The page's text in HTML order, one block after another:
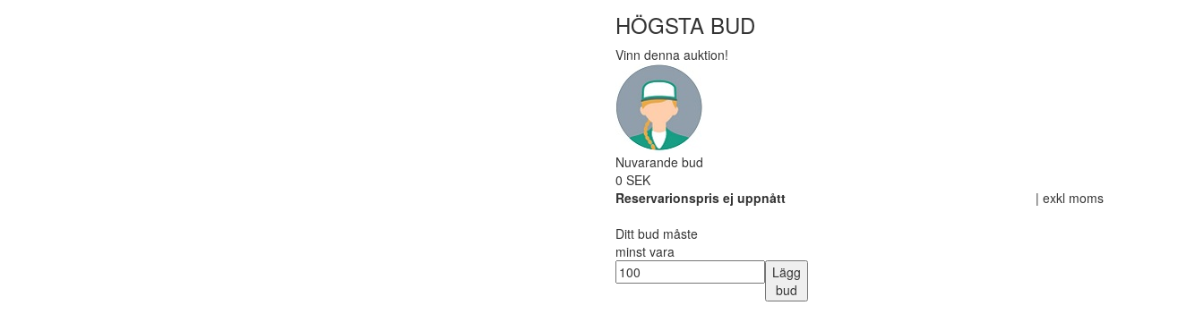
HÖGSTA BUD
Vinn denna auktion!
Nuvarande bud
0 SEK
| exkl moms
Reservarionspris ej uppnått
Ditt bud måste
minst vara
Lägg
bud